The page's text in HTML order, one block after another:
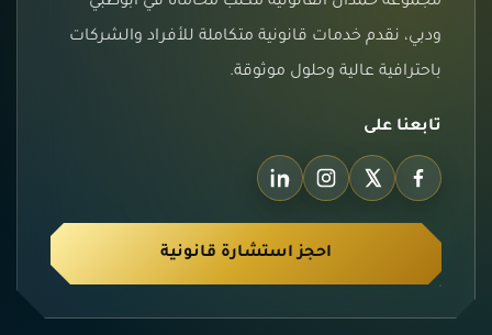
ودبي، نقدم خدمات قانونية متكاملة للأفراد والشركات
باحترافية عالية وحلول موثوقة.
تابعنا على
احجز استشارة قانونية